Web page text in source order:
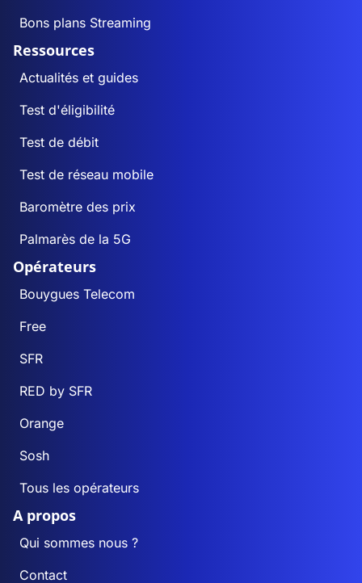
Bons plans Streaming
Ressources
Actualités et guides
Test d'éligibilité
Test de débit
Test de réseau mobile
Baromètre des prix
Palmarès de la 5G
Opérateurs
Bouygues Telecom
Free
SFR
RED by SFR
Orange
Sosh
Tous les opérateurs
A propos
Qui sommes nous ?
Contact